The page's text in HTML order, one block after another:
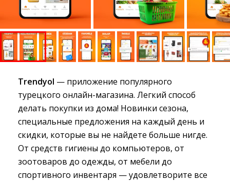
Trendyol — приложение популярного
турецкого онлайн-магазина. Легкий способ
делать покупки из дома! Новинки сезона,
специальные предложения на каждый день и
скидки, которые вы не найдете больше нигде.
От средств гигиены до компьютеров, от
зоотоваров до одежды, от мебели до
спортивного инвентаря — удовлетворите все